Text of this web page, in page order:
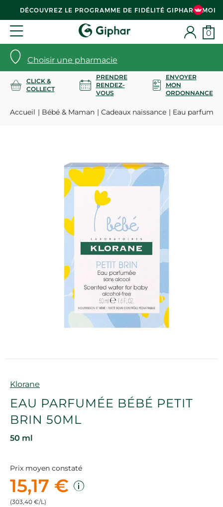
DÉCOUVREZ LE PROGRAMME DE FIDÉLITÉ GIPHAR & MOI
Choisir une pharmacie
0
CLICK &
COLLECT
PRENDRE
RENDEZ-
VOUS
ENVOYER
MON
ORDONNANCE
Accueil Bébé & Maman Cadeaux naissance Eau
Marque
Klorane
EAU PARFUMÉE BÉBÉ PETIT
BRIN 50ML
50 ml
Prix moyen constaté
15,17 €
(303,40 €/L)